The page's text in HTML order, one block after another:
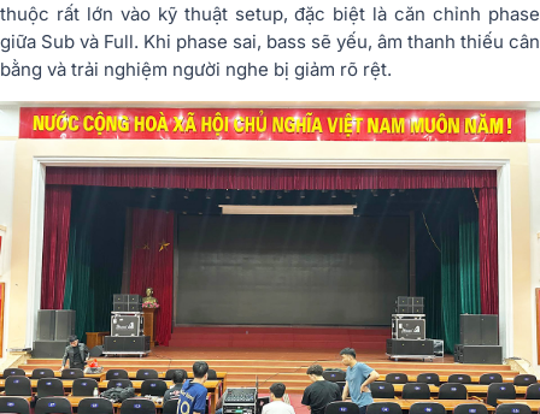
thuộc rất lớn vào kỹ thuật setup, đặc biệt là căn chỉnh phase
giữa Sub và Full. Khi phase sai, bass sẽ yếu, âm thanh thiếu cân
bằng và trải nghiệm người nghe bị giảm rõ rệt.